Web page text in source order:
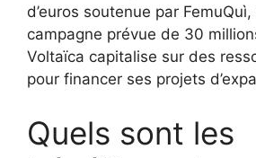
d’euros soutenue par FemuQuì,
campagne prévue de 30
Voltaïca capitalise sur des
pour financer ses projets
Quels sont les